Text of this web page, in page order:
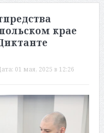
крае
01 мая, 2025 в 12:26